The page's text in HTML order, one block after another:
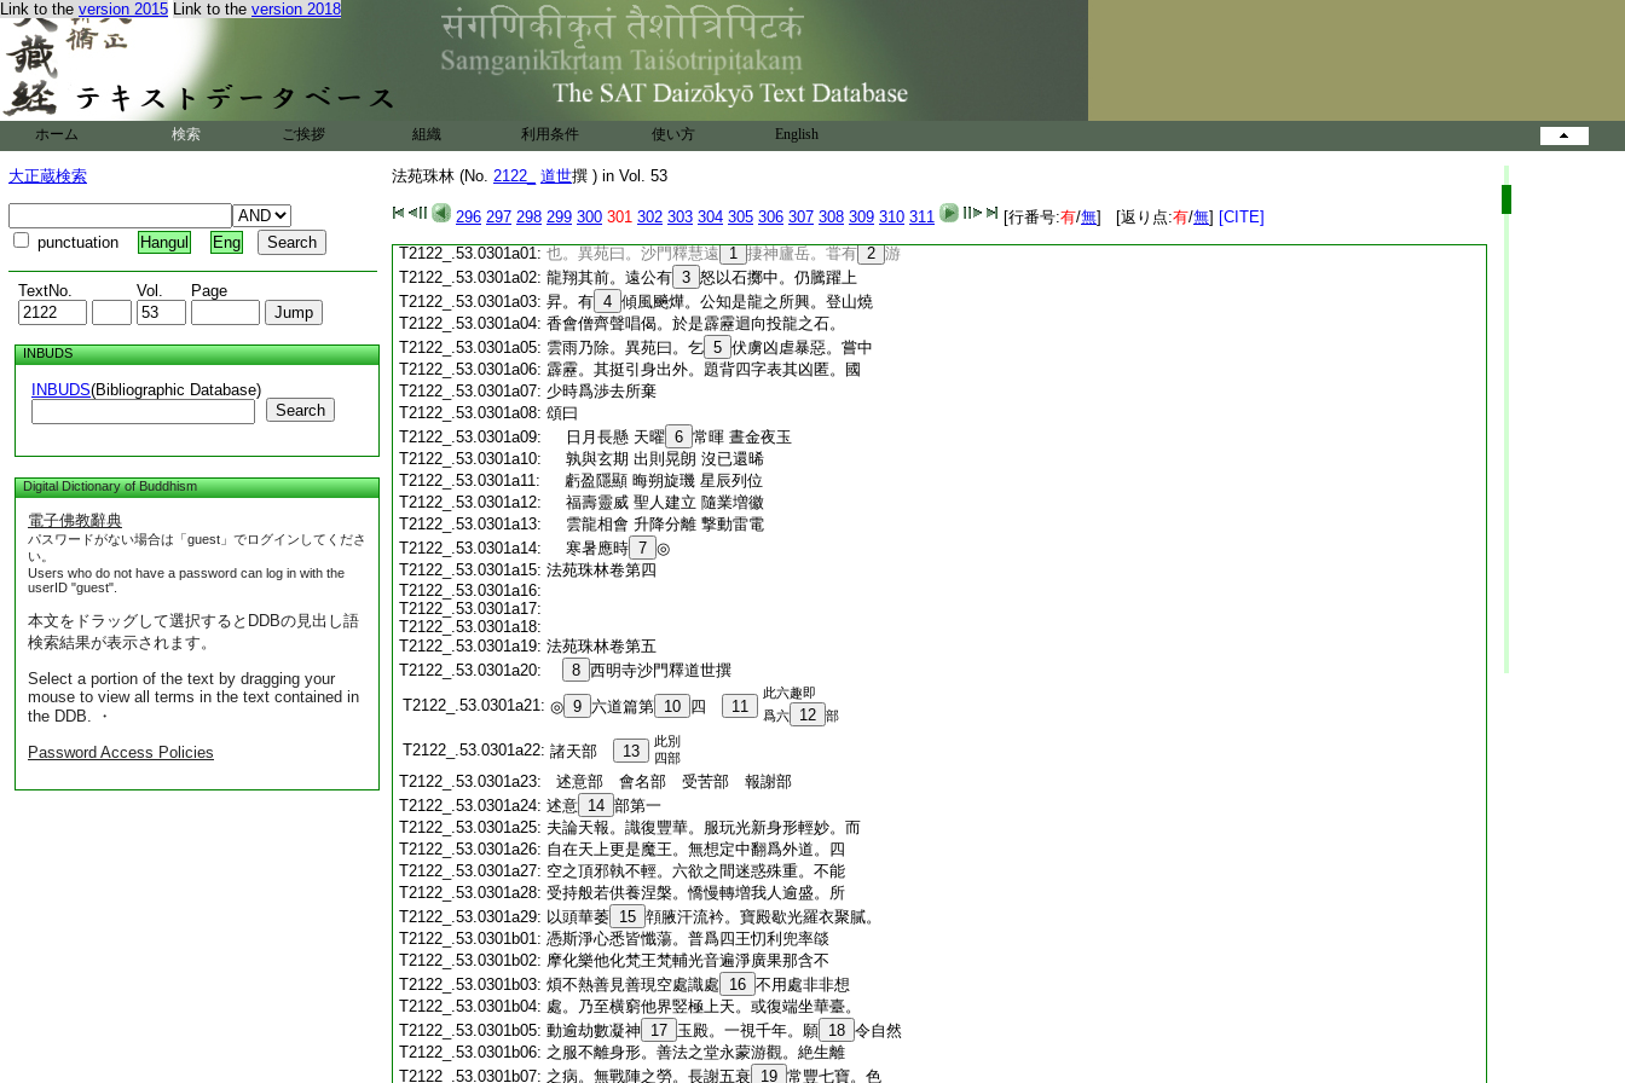
Link to the version 2015 Link to the version 2018
ホーム 検索 ご挨拶 組織 利用条件 使い方 English
大正蔵検索
punctuation Hangul Eng
TextNo. Vol. Page
INBUDS
INBUDS(Bibliographic Database)
Search
Digital Dictionary of Buddhism
電子佛教辭典
パスワードがない場合は「guest」でログインしてくださ
い。
Users who do not have a password can log in with the
userID "guest".
本文をドラッグして選択するとDDBの見出し語
検索結果が表示されます。
Select a portion of the text by dragging your
mouse to view all terms in the text contained in
the DDB. ・
Password Access Policies
法苑珠林 (No. 2122_ 道世撰 ) in Vol. 53
296 297 298 299 300 301 302 303 304 305 306 307 308 309 310 311 [行番号:有/無] [返り点:有/無] [CITE]
T2122_.53.0300c21:凶
T2122_.53.0300c22:河圖始開圖曰。激陽爲雷
T2122_.53.0300c23: 易稽覽圖曰。陰陽和合其電耀耀也。其光長。
T2122_.53.0300c24:春秋元命包曰。陰陽激爲電。史記天官書。電
者陰陽之動也
T2122_.53.0300c26: 穀梁傳曰。隱公曰霆雷
T2122_.53.0300c27: 爾雅曰。疾雷爲霆蜺
T2122_.53.0300c28: 震霹靂 33
振物也
T2122_.53.0300c29: 釋名曰。霹靂折也。震戰也。所撃輒破。若攻戰
T2122_.53.0301a01: 也。異苑曰。沙門釋慧遠 1 捿神廬岳。甞有 2 游
T2122_.53.0301a02: 龍翔其前。遠公有 3 怒以石擲中。仍騰躍上
T2122_.53.0301a03: 昇。有 4 傾風飈燁。公知是龍之所興。登山燒
T2122_.53.0301a04: 香會僧齊聲唱偈。於是霹靂迴向投龍之石。
T2122_.53.0301a05: 雲雨乃除。異苑曰。乞 5 伏虜凶虐暴惡。嘗中
T2122_.53.0301a06: 霹靂。其挺引身出外。題背四字表其凶匿。國
T2122_.53.0301a07: 少時爲渉去所棄
T2122_.53.0301a08: 頌曰
T2122_.53.0301a09:
日月長懸 天曜 6 常暉 晝金夜玉
T2122_.53.0301a10:
孰與玄期 出則晃朗 沒已還晞
T2122_.53.0301a11:
虧盈隱顯 晦朔旋璣 星辰列位
T2122_.53.0301a12:
福壽靈威 聖人建立 隨業増徽
T2122_.53.0301a13:
雲龍相會 升降分離 撃動雷電
T2122_.53.0301a14:
寒暑應時 7 ◎
T2122_.53.0301a15: 法苑珠林卷第四
T2122_.53.0301a16:
T2122_.53.0301a17:
T2122_.53.0301a18:
T2122_.53.0301a19: 法苑珠林卷第五
T2122_.53.0301a20:
8 西明寺沙門釋道世撰
T2122_.53.0301a21: ◎ 9 六道篇第 10 四 11
此六趣即
爲六
12 部
T2122_.53.0301a22: 諸天部 13
此別
四部
T2122_.53.0301a23:
述意部 會名部 受苦部 報謝部
T2122_.53.0301a24: 述意 14 部第一
T2122_.53.0301a25: 夫論天報。識復豐華。服玩光新身形輕妙。而
T2122_.53.0301a26: 自在天上更是魔王。無想定中翻爲外道。四
T2122_.53.0301a27: 空之頂邪執不輕。六欲之間迷惑殊重。不能
T2122_.53.0301a28: 受持般若供養涅槃。憍慢轉増我人逾盛。所
T2122_.53.0301a29: 以頭華萎 15 顇腋汗流衿。寶殿歇光羅衣聚膩。
T2122_.53.0301b01: 憑斯淨心悉皆懺蕩。普爲四王忉利兜率燄
T2122_.53.0301b02: 摩化樂他化梵王梵輔光音遍淨廣果那含不
T2122_.53.0301b03: 煩不熱善見善現空處識處 16 不用處非非想
T2122_.53.0301b04: 處。乃至横窮他界竪極上天。或復端坐華臺。
T2122_.53.0301b05: 動逾劫數凝神 17 玉殿。一視千年。願 18 令自然
T2122_.53.0301b06: 之服不離身形。善法之堂永蒙游觀。絶生離
T2122_.53.0301b07: 之病。無戰陣之勞。長謝五衰 19 常豐七寶。色